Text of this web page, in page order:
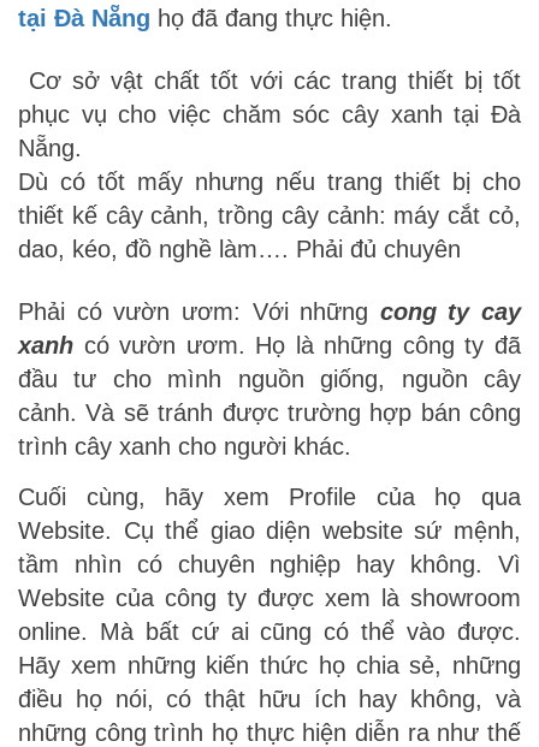
tại Đà Nẵng họ đã đang thực hiện.
Cơ sở vật chất tốt với các trang thiết bị tốt
phục vụ cho việc chăm sóc cây xanh tại Đà
Nẵng.
Dù có tốt mấy nhưng nếu trang thiết bị cho
thiết kế cây cảnh, trồng cây cảnh: máy cắt cỏ,
dao, kéo, đồ nghề làm…. Phải đủ chuyên
Phải có vườn ươm: Với những cong ty cay
xanh có vườn ươm. Họ là những công ty đã
đầu tư cho mình nguồn giống, nguồn cây
cảnh. Và sẽ tránh được trường hợp bán công
trình cây xanh cho người khác.
Cuối cùng, hãy xem Profile của họ qua
Website. Cụ thể giao diện website sứ mệnh,
tầm nhìn có chuyên nghiệp hay không. Vì
Website của công ty được xem là showroom
online. Mà bất cứ ai cũng có thể vào được.
Hãy xem những kiến thức họ chia sẻ, những
điều họ nói, có thật hữu ích hay không, và
những công trình họ thực hiện diễn ra như thế